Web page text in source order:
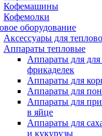
Кофемашины
Кофемолки
оборудование
Аксессуары для
Аппараты тепловые
Аппараты для для
фрикаделек
Аппараты для
Аппараты для
Аппараты для
в яйце
Аппараты для
и кукурузы